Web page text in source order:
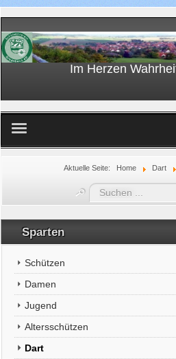
Im Herzen
HomeAktuelle Seite: Home Dart
Suchen
...
Sparten
Schützen
Damen
Jugend
Altersschützen
Dart